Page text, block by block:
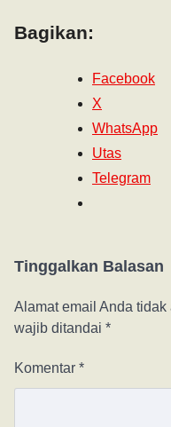
Bagikan:
Facebook
X
WhatsApp
Utas
Telegram
Tinggalkan Balasan
Alamat email Anda
wajib ditandai *
Komentar *